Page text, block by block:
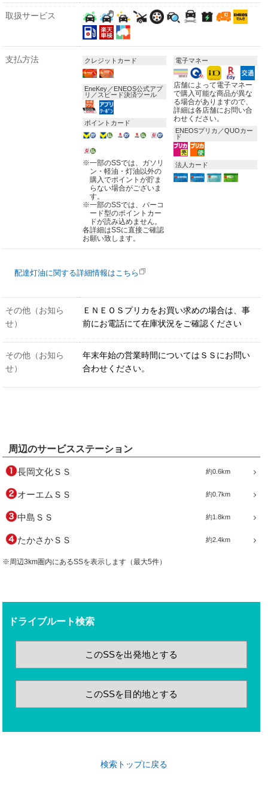
取扱サービス
支払方法 クレジットカード
EneKey／ENEOS公式アプ
リ／スピード決済ツール
ポイントカード
※一部のSSでは、ガソリ
ン・軽油・灯油以外の
購入でポイントが貯ま
らない場合がございま
す。
※一部のSSでは、バーコ
ード型のポイントカー
ドが読み込めません。
各詳細はSSに直接ご確認
お願い致します。
電子マネー
店舗によって電子マネー
で購入可能な商品が異な
る場合がありますので、
詳細は各店舗にお問い合
わせください。
ENEOSプリカ／QUOカー
ド
法人カード
配達灯油に関する詳細情報はこちら
その他（お知ら
せ）
ＥＮＥＯＳプリカをお買い求めの場合は、事
前にお電話にて在庫状況をご確認ください
その他（お知ら
せ）
年末年始の営業時間についてはＳＳにお問い
合わせください。
周辺のサービスステーション
約0.6km
長岡文化ＳＳ
約0.7km
オーエムＳＳ
約1.8km
中島ＳＳ
約2.4km
たかさかＳＳ
※周辺3km圏内にあるSSを表示します（最大5件）
ドライブルート検索
このSSを出発地とする
このSSを目的地とする
検索トップに戻る